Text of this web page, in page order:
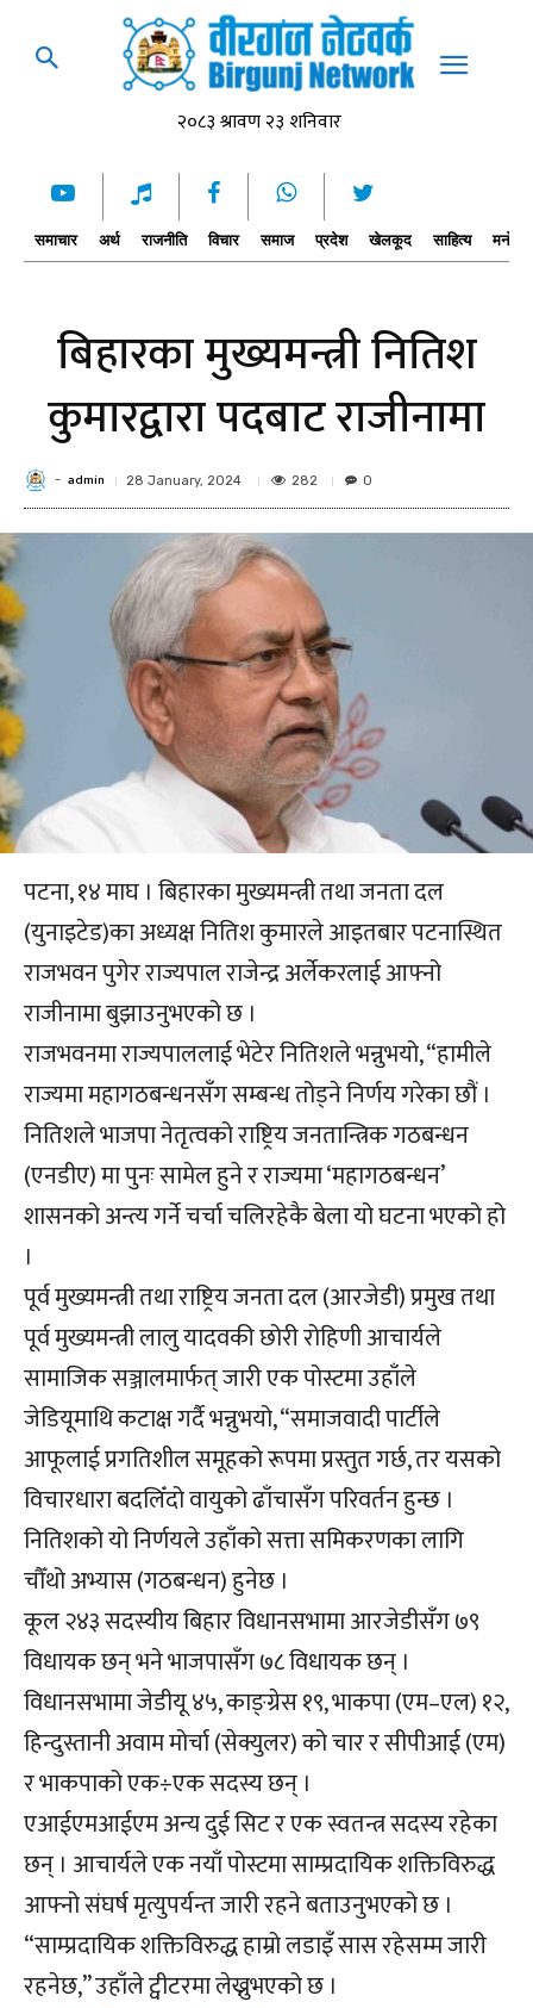
समाचार अर्थ राजनीति विचार समाज प्रदेश खेलकूद साहित्य
बिहारका मुख्यमन्त्री नितिश
कुमारद्वारा पदबाट राजीनामा
- admin 28 January, 2024 282 0
पटना, १४ माघ । बिहारका मुख्यमन्त्री तथा जनता दल
(युनाइटेड)का अध्यक्ष नितिश कुमारले आइतबार पटनास्थित
राजभवन पुगेर राज्यपाल राजेन्द्र अर्लेकरलाई आफ्नो
राजीनामा बुझाउनुभएको छ ।
राजभवनमा राज्यपाललाई भेटेर नितिशले भन्नुभयो, “हामीले
राज्यमा महागठबन्धनसँग सम्बन्ध तोड्ने निर्णय गरेका छौं ।
नितिशले भाजपा नेतृत्वको राष्ट्रिय जनतान्त्रिक गठबन्धन
(एनडीए) मा पुनः सामेल हुने र राज्यमा ‘महागठबन्धन’
शासनको अन्त्य गर्ने चर्चा चलिरहेकै बेला यो घटना भएको हो
।
पूर्व मुख्यमन्त्री तथा राष्ट्रिय जनता दल (आरजेडी) प्रमुख तथा
पूर्व मुख्यमन्त्री लालु यादवकी छोरी रोहिणी आचार्यले
सामाजिक सञ्जालमार्फत् जारी एक पोस्टमा उहाँले
जेडियूमाथि कटाक्ष गर्दै भन्नुभयो, “समाजवादी पार्टीले
आफूलाई प्रगतिशील समूहको रूपमा प्रस्तुत गर्छ, तर यसको
विचारधारा बदलिँदो वायुको ढाँचासँग परिवर्तन हुन्छ ।
नितिशको यो निर्णयले उहाँको सत्ता समिकरणका लागि
चौँथो अभ्यास (गठबन्धन) हुनेछ ।
कूल २४३ सदस्यीय बिहार विधानसभामा आरजेडीसँग ७९
विधायक छन् भने भाजपासँग ७८ विधायक छन् ।
विधानसभामा जेडीयू ४५, काङ्ग्रेस १९, भाकपा (एम–एल) १२,
हिन्दुस्तानी अवाम मोर्चा (सेक्युलर) को चार र सीपीआई (एम)
र भाकपाको एक÷एक सदस्य छन् ।
एआईएमआईएम अन्य दुई सिट र एक स्वतन्त्र सदस्य रहेका
छन् । आचार्यले एक नयाँ पोस्टमा साम्प्रदायिक शक्तिविरुद्ध
आफ्नो संघर्ष मृत्युपर्यन्त जारी रहने बताउनुभएको छ ।
“साम्प्रदायिक शक्तिविरुद्ध हाम्रो लडाइँ सास रहेसम्म जारी
रहनेछ,” उहाँले ट्वीटरमा लेख्नुभएको छ ।